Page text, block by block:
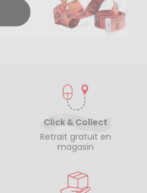
Click & Collect
Retrait gratuit en
magasin